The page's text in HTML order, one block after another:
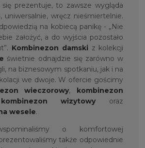
prezentuje, to zawsze wygląda
uniwersalnie, wręcz nieśmiertelnie.
na kobiecą panikę - „Nie
założyć, a do wyjścia pozostało
Kombinezon damski z kolekcji
świetnie odnajdzie się zarówno w
na biznesowym spotkaniu, jak i na
we dwoje. W ofercie gościmy
wieczorowy, kombinezon
kombinezon wizytowyoraz
wesele.
o komfortowej
także odpowiednie